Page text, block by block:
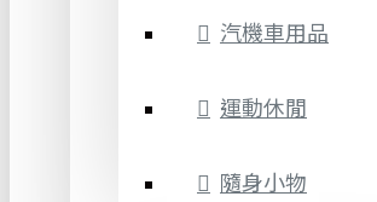
汽機車用品
運動休閒
隨身小物